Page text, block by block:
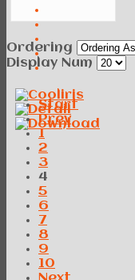
Ordering
Display Num
Start
Prev
1
2
3
4
5
6
7
8
9
10